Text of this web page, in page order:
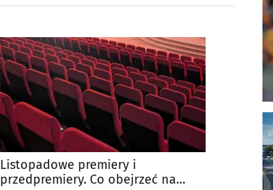
Listopadowe premiery i
przedpremiery. Co obejrzeć na